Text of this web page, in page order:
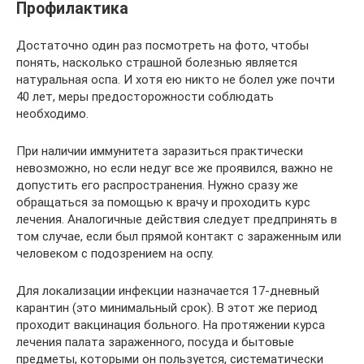
Профилактика
Достаточно один раз посмотреть на фото, чтобы
понять, насколько страшной болезнью является
натуральная оспа. И хотя ею никто не болел уже почти
40 лет, меры предосторожности соблюдать
необходимо.
При наличии иммунитета заразиться практически
невозможно, но если недуг все же проявился, важно не
допустить его распространения. Нужно сразу же
обращаться за помощью к врачу и проходить курс
лечения. Аналогичные действия следует предпринять в
том случае, если был прямой контакт с зараженным или
человеком с подозрением на оспу.
Для локализации инфекции назначается 17-дневный
карантин (это минимальный срок). В этот же период
проходит вакцинация больного. На протяжении курса
лечения палата зараженного, посуда и бытовые
предметы, которыми он пользуется, систематически